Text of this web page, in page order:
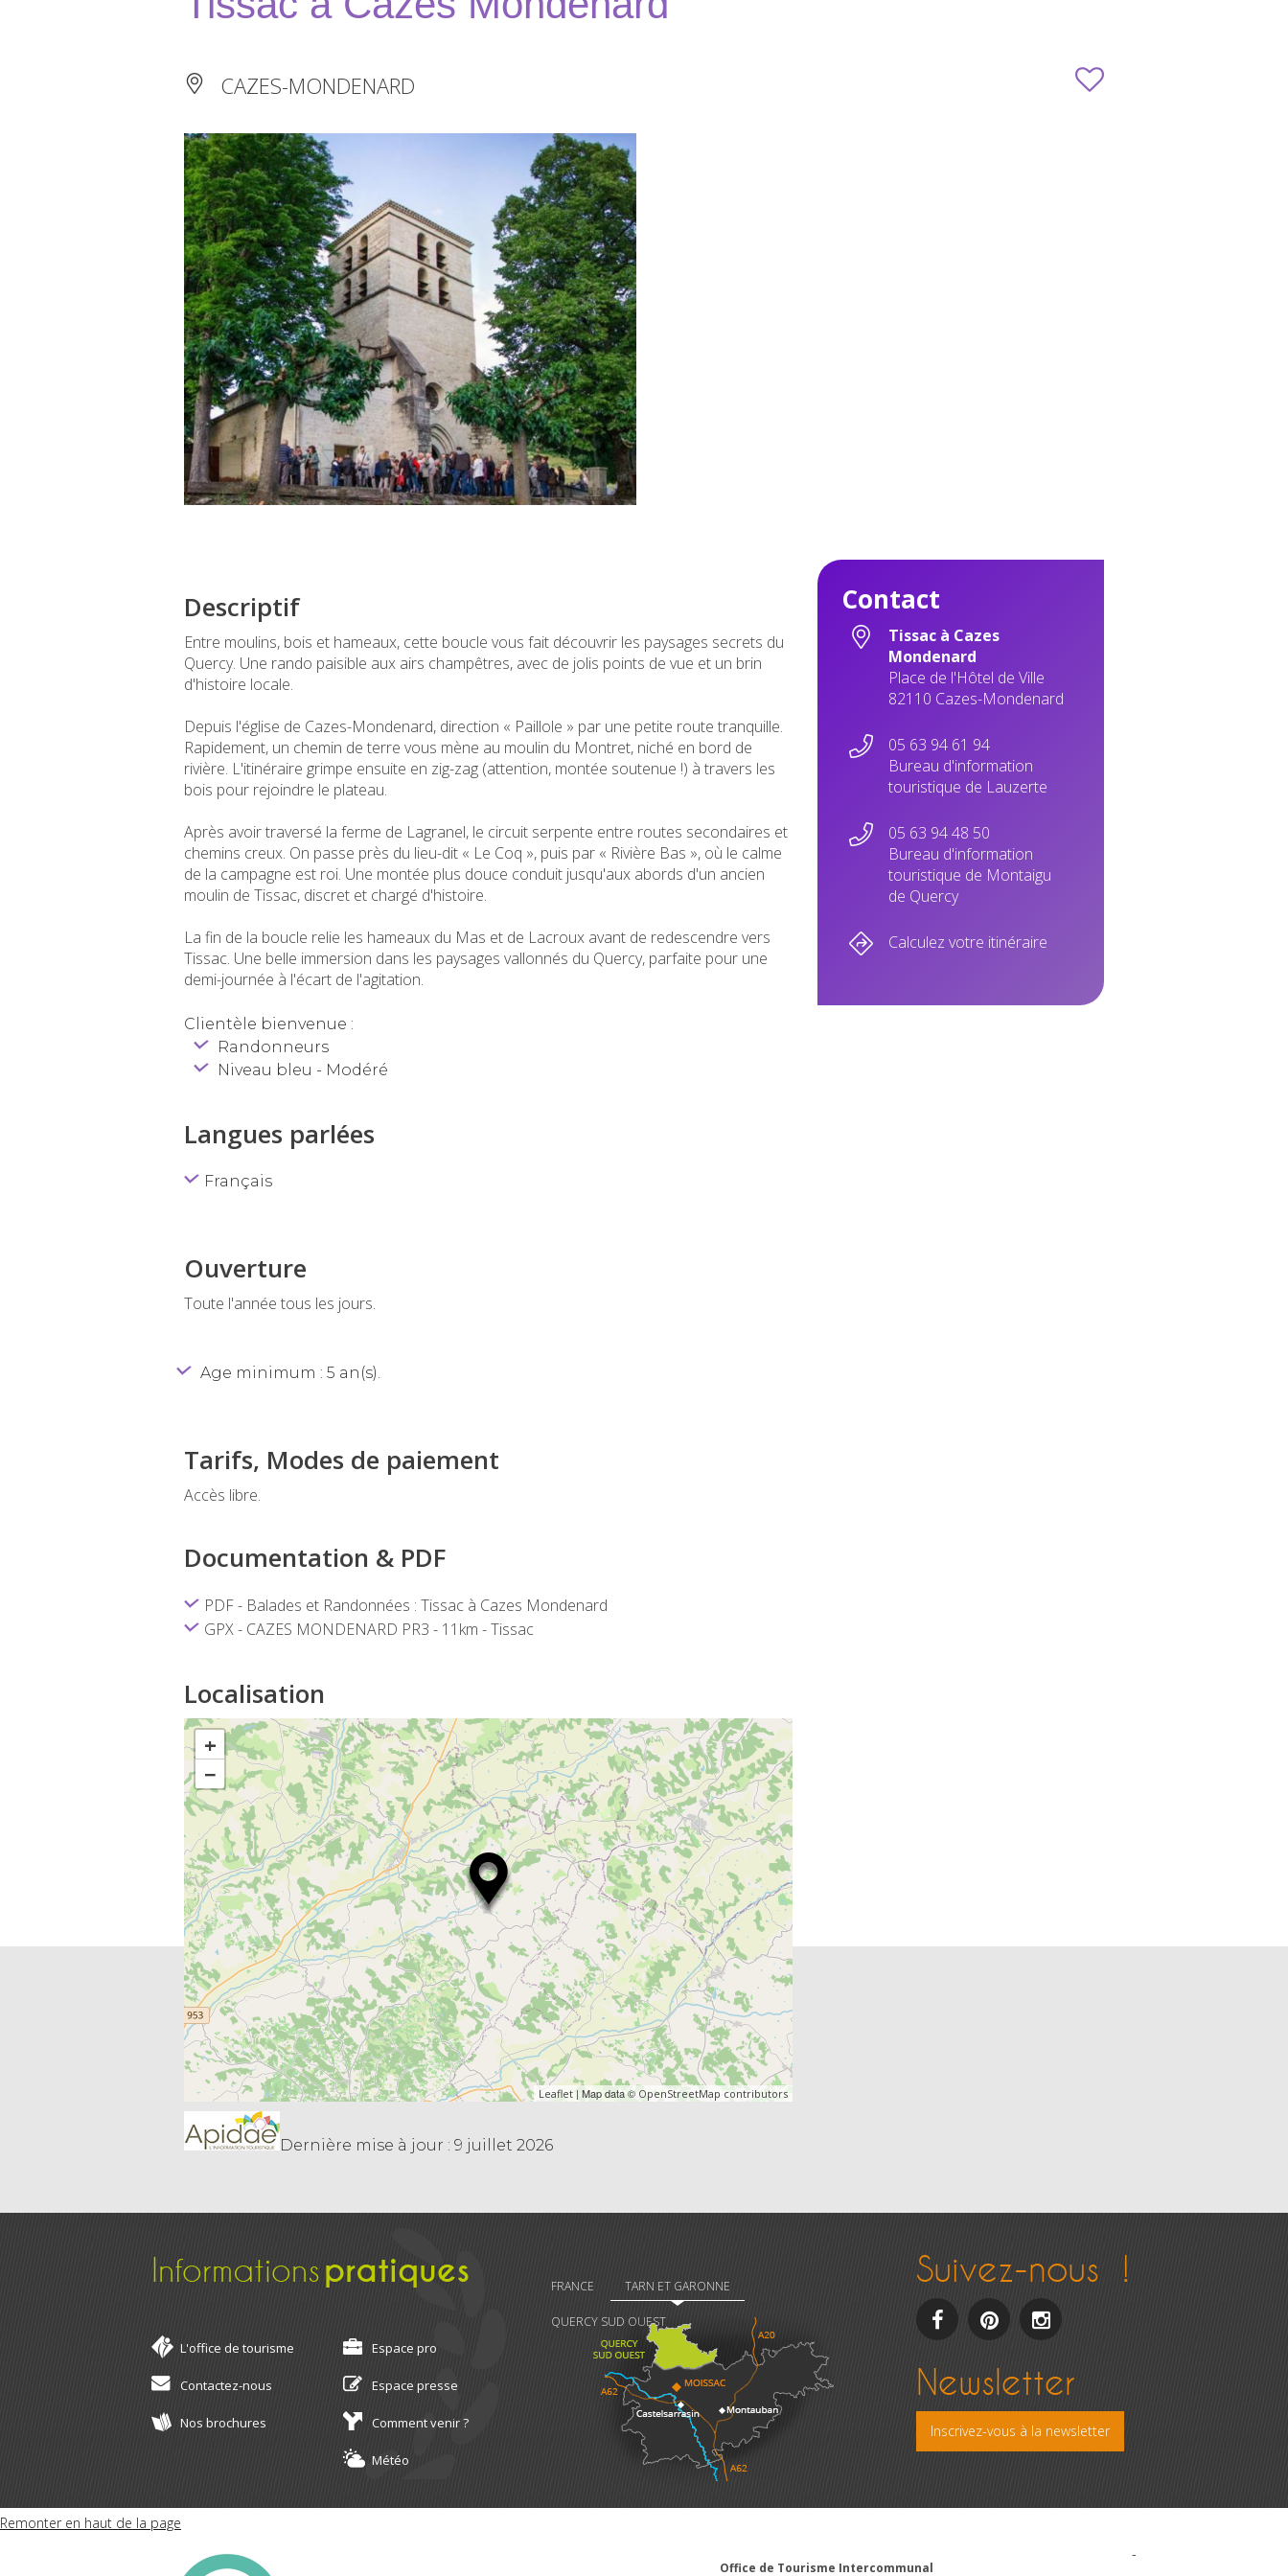
CAZES-MONDENARD
Descriptif
Entre moulins, bois et hameaux, cette boucle vous fait découvrir les paysages secrets du
Quercy. Une rando paisible aux airs champêtres, avec de jolis points de vue et un brin
d'histoire locale.
Depuis l'église de Cazes-Mondenard, direction « Paillole » par une petite route tranquille.
Rapidement, un chemin de terre vous mène au moulin du Montret, niché en bord de
rivière. L'itinéraire grimpe ensuite en zig-zag (attention, montée soutenue !) à travers les
bois pour rejoindre le plateau.
Après avoir traversé la ferme de Lagranel, le circuit serpente entre routes secondaires et
chemins creux. On passe près du lieu-dit « Le Coq », puis par « Rivière Bas », où le calme
de la campagne est roi. Une montée plus douce conduit jusqu'aux abords d'un ancien
moulin de Tissac, discret et chargé d'histoire.
La fin de la boucle relie les hameaux du Mas et de Lacroux avant de redescendre vers
Tissac. Une belle immersion dans les paysages vallonnés du Quercy, parfaite pour une
demi-journée à l'écart de l'agitation.
Clientèle bienvenue :
Randonneurs
Niveau bleu - Modéré
Langues parlées
Français
Ouverture
Toute l'année tous les jours.
Age minimum : 5 an(s).
Tarifs, Modes de paiement
Accès libre.
Documentation & PDF
PDF - Balades et Randonnées : Tissac à Cazes Mondenard
GPX - CAZES MONDENARD PR3 - 11km - Tissac
Localisation
+
−
Leaflet| Map data © OpenStreetMap contributors
Dernière mise à jour : 9 juillet 2026
Contact
Tissac à Cazes
Mondenard
Place de l'Hôtel de Ville
82110 Cazes-Mondenard
05 63 94 61 94
Bureau d'information
touristique de Lauzerte
05 63 94 48 50
Bureau d'information
touristique de Montaigu
de Quercy
Calculez votre itinéraire
Informationspratiques
L'office de tourisme Espace pro
Contactez-nous Espace presse
Nos brochures Comment venir ?
Météo
FRANCE TARN ET GARONNE
QUERCY SUD OUEST
Suivez-nous !
facebookpinterest
Newsletter
Inscrivez-vous à la newsletter
Remonter en haut de la page
-
Office de Tourisme Intercommunal